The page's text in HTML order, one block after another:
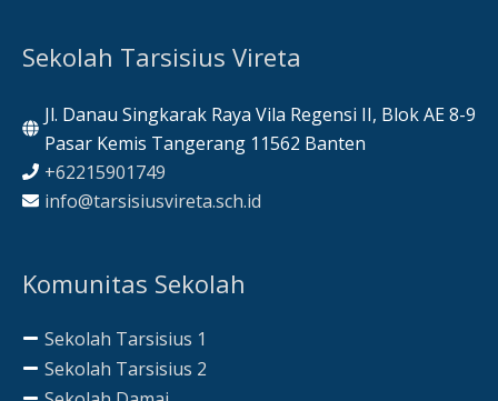
Sekolah Tarsisius Vireta
Jl. Danau Singkarak Raya Vila Regensi II, Blok AE 8-9
Pasar Kemis Tangerang 11562 Banten
+62215901749
info@tarsisiusvireta.sch.id
Komunitas Sekolah
Sekolah Tarsisius 1
Sekolah Tarsisius 2